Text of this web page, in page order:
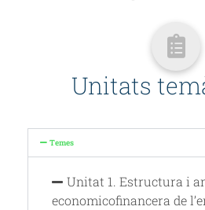
Unitats
Temes
Unitat 1. Estructura i
economicofinancera de